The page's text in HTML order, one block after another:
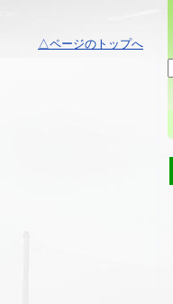
△ページのトップへ